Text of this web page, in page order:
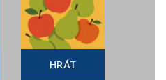
HRÁT